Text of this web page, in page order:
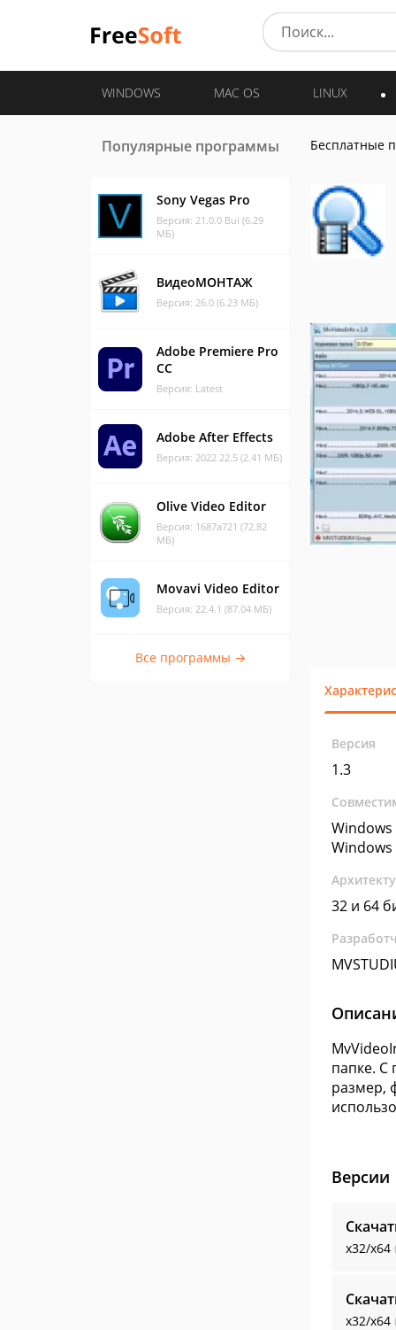
WINDOWS MAC OS LINUX
Популярные программы
Sony Vegas Pro
Версия: 21.0.0 Bui (6.29
МБ)
ВидеоМОНТАЖ
Версия: 26.0 (6.23 МБ)
Adobe Premiere Pro
CC
Версия: Latest
Adobe After Effects
Версия: 2022 22.5 (2.41 МБ)
Olive Video Editor
Версия: 1687a721 (72.82
МБ)
Movavi Video Editor
Версия: 22.4.1 (87.04 МБ)
Все программы →
Бесплатные
Версия
1.3
Windows
Windows
32 и 64
папке. С
размер,
Версии
x32/x64
x32/x64